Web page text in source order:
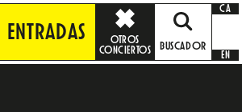
ENTRADAS
OTROS
CONCIERTOS
BUSCADOR
CA
EN